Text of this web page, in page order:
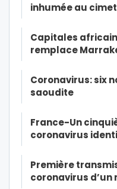
inhumée au
Capitales
remplace
Coronavirus: six
saoudite
France-Un
coronavirus
Première
coronavirus